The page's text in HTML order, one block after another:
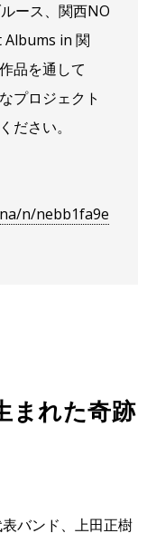
ース、関西NO
Albums in 関
品を通して
プロジェクト
ださい。
n/nebb1fa9e
まれた奇跡
バンド、上田正樹